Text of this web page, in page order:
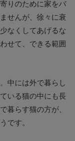
りのために家をバ
せんが、徐々に衰
なくしてあげるな
せて、できる範囲
中には外で暮らし
いる猫の中にも長
暮らす猫の方が、
です。